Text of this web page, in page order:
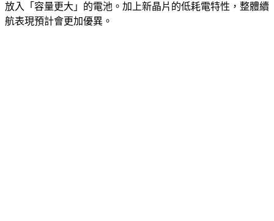
放入「容量更大」的電池。加上新晶片的低耗電特性，整體續
航表現預計會更加優異。